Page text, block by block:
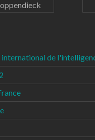
international de